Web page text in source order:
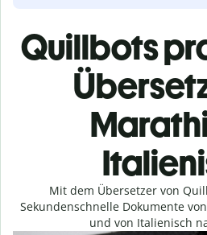
Quillbots
Mit dem Übersetzer von
Sekundenschnelle Dokumente
und von Italienisch